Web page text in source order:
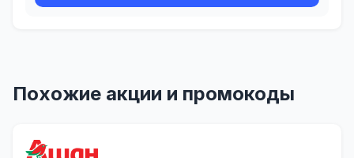
Похожие акции и промокоды